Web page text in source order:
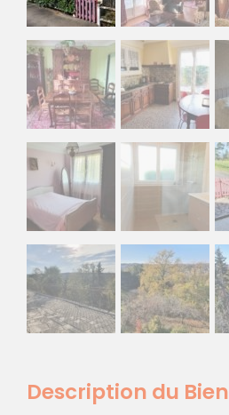
Description du Bien